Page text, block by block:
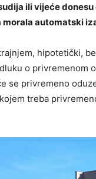
ili vijeće
automatski
hipotetički,
o privremenom
se privremeno
treba